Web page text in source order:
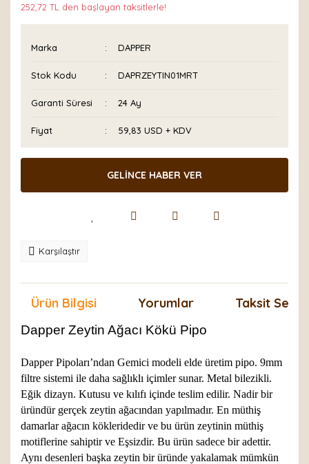
252,72 TL den başlayan taksitlerle!
Marka DAPPER
Stok Kodu DAPRZEYTIN01MRT
Garanti Süresi 24 Ay
Fiyat 59,83 USD + KDV
GELİNCE HABER VER
Karşılaştır
Ürün Bilgisi Yorumlar Taksit
Dapper Zeytin Ağacı Kökü Pipo
Dapper Pipoları’ndan Gemici modeli elde üretim pipo. 9mm
filtre sistemi ile daha sağlıklı içimler sunar. Metal bilezikli.
Eğik dizayn. Kutusu ve kılıfı içinde teslim edilir. Nadir bir
üründür gerçek zeytin ağacından yapılmadır. En müthiş
damarlar ağacın kökleridedir ve bu ürün zeytinin müthiş
motiflerine sahiptir ve Eşsizdir. Bu ürün sadece bir adettir.
Aynı desenleri başka zeytin bir üründe yakalamak mümkün